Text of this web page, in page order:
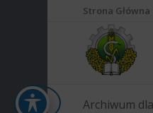
Strona Główna
Archiwum